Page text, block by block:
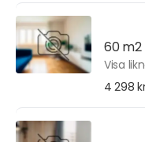
60 m2
Visa
4 298